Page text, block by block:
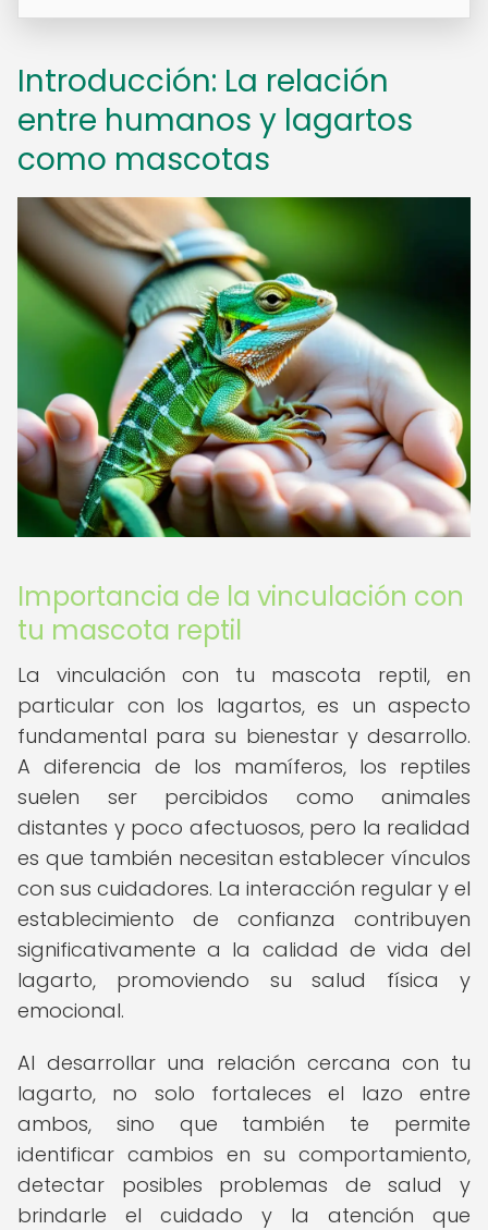
Introducción: La relación
entre humanos y lagartos
como mascotas
Importancia de la vinculación con
tu mascota reptil
La vinculación con tu mascota reptil, en
particular con los lagartos, es un aspecto
fundamental para su bienestar y desarrollo.
A diferencia de los mamíferos, los reptiles
suelen ser percibidos como animales
distantes y poco afectuosos, pero la realidad
es que también necesitan establecer vínculos
con sus cuidadores. La interacción regular y el
establecimiento de confianza contribuyen
significativamente a la calidad de vida del
lagarto, promoviendo su salud física y
emocional.
Al desarrollar una relación cercana con tu
lagarto, no solo fortaleces el lazo entre
ambos, sino que también te permite
identificar cambios en su comportamiento,
detectar posibles problemas de salud y
brindarle el cuidado y la atención que